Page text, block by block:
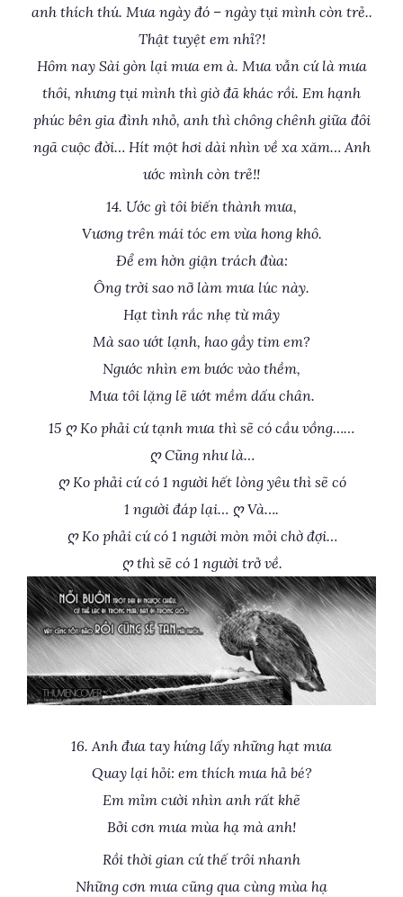
anh thích thú. Mưa ngày đó – ngày tụi mình còn trẻ..
Thật tuyệt em nhỉ?!
Hôm nay Sài gòn lại mưa em à. Mưa vẫn cứ là mưa
thôi, nhưng tụi mình thì giờ đã khác rồi. Em hạnh
phúc bên gia đình nhỏ, anh thì chông chênh giữa đôi
ngã cuộc đời… Hít một hơi dài nhìn về xa xăm… Anh
ước mình còn trẻ!!
14. Ước gì tôi biến thành mưa,
Vương trên mái tóc em vừa hong khô.
Để em hờn giận trách đùa:
Ông trời sao nỡ làm mưa lúc này.
Hạt tình rắc nhẹ từ mây
Mà sao ướt lạnh, hao gầy tim em?
Ngước nhìn em bước vào thềm,
Mưa tôi lặng lẽ ướt mềm dấu chân.
15 ღ Ko phải cứ tạnh mưa thì sẽ có cầu vồng……
ღ Cũng như là…
ღ Ko phải cứ có 1 người hết lòng yêu thì sẽ có
1 người đáp lại… ღ Và….
ღ Ko phải cứ có 1 người mòn mỏi chờ đợi…
ღ thì sẽ có 1 người trở về.
16. Anh đưa tay hứng lấy những hạt mưa
Quay lại hỏi: em thích mưa hả bé?
Em mỉm cười nhìn anh rất khẽ
Bởi cơn mưa mùa hạ mà anh!
Rồi thời gian cứ thế trôi nhanh
Những cơn mưa cũng qua cùng mùa hạ